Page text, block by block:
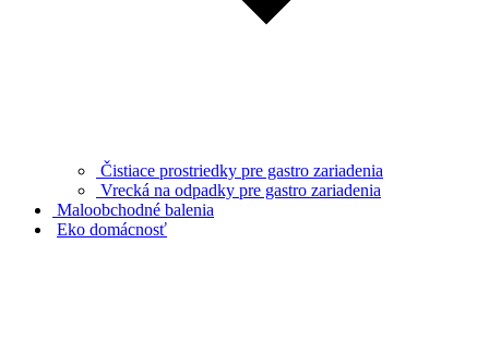
Čistiace prostriedky pre gastro zariadenia
Vrecká na odpadky pre gastro zariadenia
Maloobchodné balenia
Eko domácnosť